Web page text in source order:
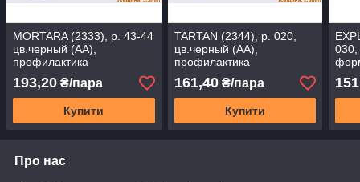
MORTARA (2333), р. 43-44
цв.черный (АА),
профилактика
формованная Vibram
193,20 ₴/пара
Купити
TARTAN (2344), р. 020,
цв.черный (АА),
профилактика
формованная Vibram
161,40₴/пара
Купити
030,
Про нас